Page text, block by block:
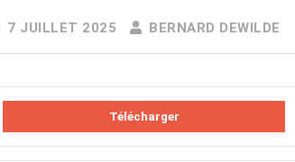
7 JUILLET 2025 BERNARD DEWILDE
Télécharger